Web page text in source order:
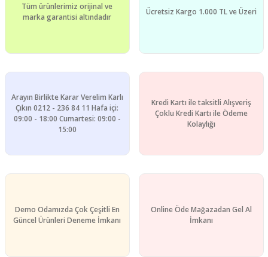
Tüm ürünlerimiz orijinal ve
marka garantisi altındadır
Ücretsiz Kargo 1.000 TL ve Üzeri
Arayın Birlikte Karar Verelim Karlı
Çıkın 0212 - 236 84 11 Hafa içi:
09:00 - 18:00 Cumartesi: 09:00 -
15:00
Kredi Kartı ile taksitli Alışveriş
Çoklu Kredi Kartı ile Ödeme
Kolaylığı
Demo Odamızda Çok Çeşitli En
Güncel Ürünleri Deneme İmkanı
Online Öde Mağazadan Gel Al
İmkanı